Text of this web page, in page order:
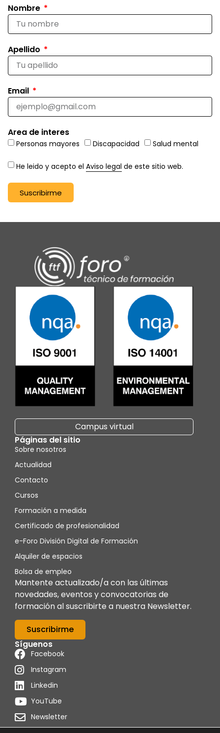
Nombre
Apellido
Email
Area de interes
Personas mayores Discapacidad Salud mental
He leido y acepto el Aviso legal de este sitio web.
Suscribirme
Campus virtual
Páginas del sitio
Sobre nosotros
Actualidad
Contacto
Cursos
Formación a medida
Certificado de profesionalidad
e-Foro División Digital de Formación
Alquiler de espacios
Bolsa de empleo
Mantente actualizado/a con las últimas
novedades, eventos y convocatorias de
formación al suscribirte a nuestra Newsletter.
Suscribirme
Síguenos
Facebook
Instagram
Linkedin
YouTube
Newsletter